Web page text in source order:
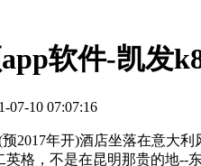
软件-凯发
07-10 07:07:16
预2017年开)酒店坐落在意大
英格，不是在昆明那贵的地--